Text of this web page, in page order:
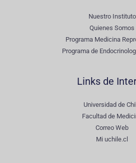
Nuestro Instituto
Quienes Somos
Programa Medicina
Programa de
Links de
Universidad de
Facultad de
Correo Web
Mi uchile.cl